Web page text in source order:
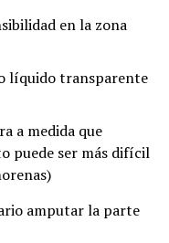
en la zona
líquido transparente
a medida que
puede ser más difícil
amputar la parte